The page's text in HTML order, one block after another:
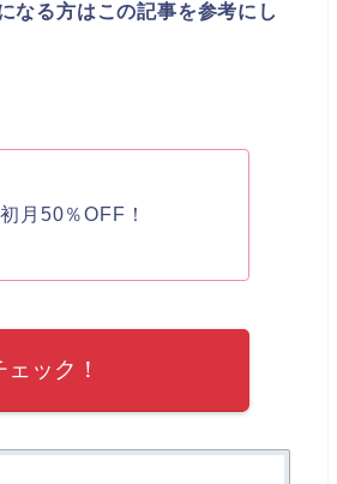
なる方はこの記事を参考にし
月50％OFF！
ック！